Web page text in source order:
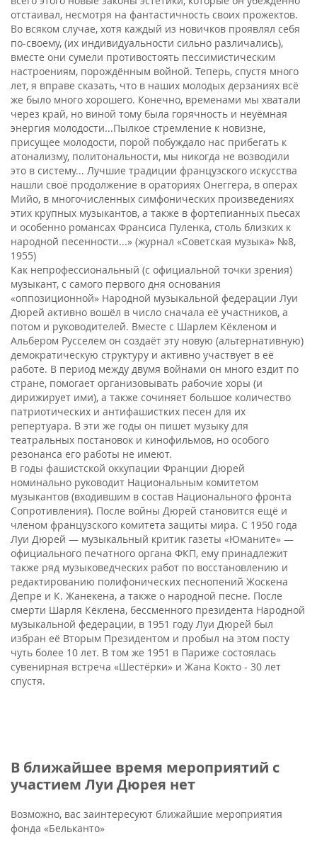
отстаивал, несмотря на фантастичность своих прожектов.
Во всяком случае, хотя каждый из новичков проявлял себя
по-своему, (их индивидуальности сильно различались),
вместе они сумели противостоять пессимистическим
настроениям, порождённым войной. Теперь, спустя много
лет, я вправе сказать, что в наших молодых дерзаниях всё
же было много хорошего. Конечно, временами мы хватали
через край, но виной тому была горячность и неуёмная
энергия молодости...Пылкое стремление к новизне,
присущее молодости, порой побуждало нас прибегать к
атонализму, политональности, мы никогда не возводили
это в систему... Лучшие традиции французского искусства
нашли своё продолжение в ораториях Онеггера, в операх
Мийо, в многочисленных симфонических произведениях
этих крупных музыкантов, а также в фортепианных пьесах
и особенно романсах Франсиса Пуленка, столь близких к
народной песенности...» (журнал «Советская музыка» №8,
1955)
Как непрофессиональный (с официальной точки зрения)
музыкант, с самого первого дня основания
«оппозиционной» Народной музыкальной федерации Луи
Дюрей активно вошёл в число сначала её участников, а
потом и руководителей. Вместе с Шарлем Кёкленом и
Альбером Русселем он создаёт эту новую (альтернативную)
демократическую структуру и активно участвует в её
работе. В период между двумя войнами он много ездит по
стране, помогает организовывать рабочие хоры (и
дирижирует ими), а также сочиняет большое количество
патриотических и антифашистких песен для их
репертуара. В эти же годы он пишет музыку для
театральных постановок и кинофильмов, но особого
резонанса его работы не имеют.
В годы фашистской оккупации Франции Дюрей
номинально руководит Национальным комитетом
музыкантов (входившим в состав Национального фронта
Сопротивления). После войны Дюрей становится ещё и
членом французского комитета защиты мира. С 1950 года
Луи Дюрей — музыкальный критик газеты «Юманите» —
официального печатного органа ФКП, ему принадлежит
также ряд музыковедческих работ по восстановлению и
редактированию полифонических песнопений Жоскена
Депре и К. Жанекена, a также o народной песне. После
смерти Шарля Кёклена, бессменного президента Народной
музыкальной федерации, в 1951 году Луи Дюрей был
избран её Вторым Президентом и пробыл на этом посту
чуть более 10 лет. В том же 1951 в Париже состоялась
сувенирная встреча «Шестёрки» и Жана Кокто - 30 лет
спустя.
В ближайшее время мероприятий с
участием Луи Дюрея нет
Возможно, вас заинтересуют ближайшие мероприятия
фонда «Бельканто»